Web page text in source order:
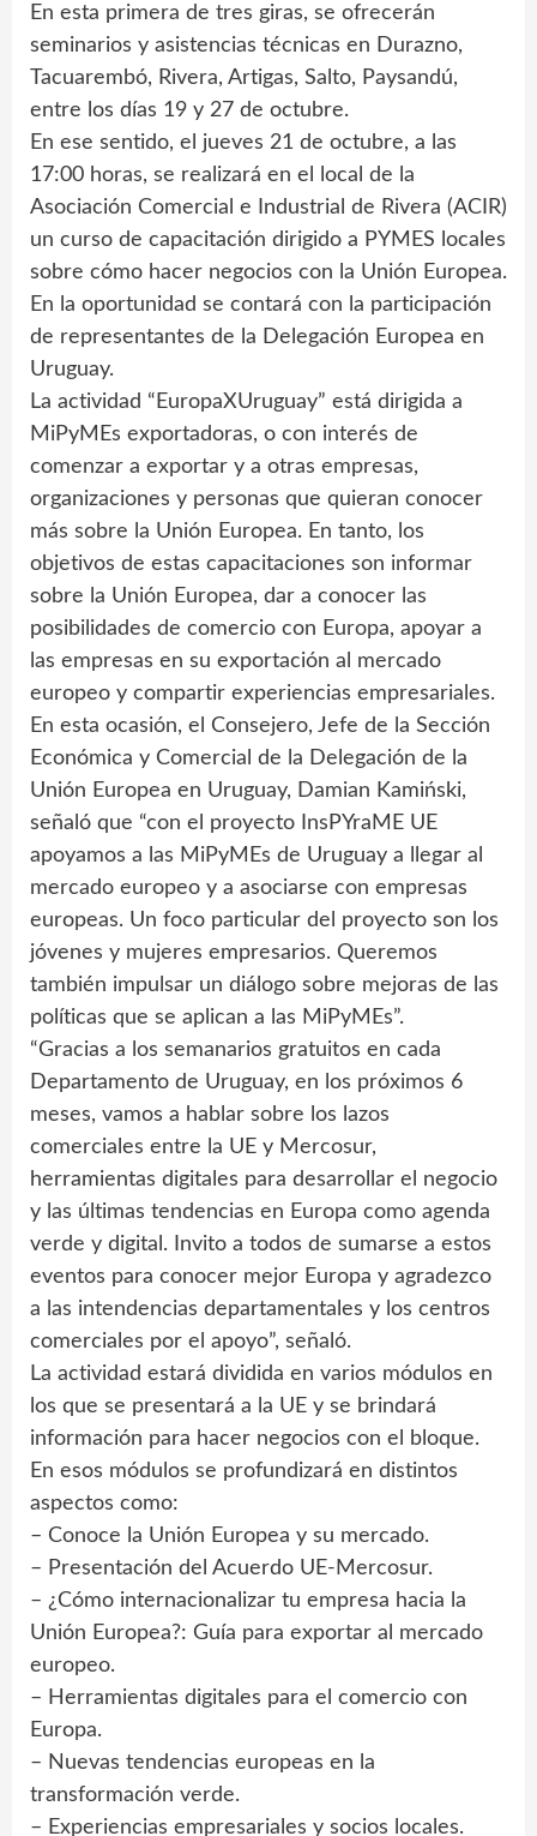
En esta primera de tres giras, se ofrecerán
seminarios y asistencias técnicas en Durazno,
Tacuarembó, Rivera, Artigas, Salto, Paysandú,
entre los días 19 y 27 de octubre.
En ese sentido, el jueves 21 de octubre, a las
17:00 horas, se realizará en el local de la
Asociación Comercial e Industrial de Rivera (ACIR)
un curso de capacitación dirigido a PYMES locales
sobre cómo hacer negocios con la Unión Europea.
En la oportunidad se contará con la participación
de representantes de la Delegación Europea en
Uruguay.
La actividad “EuropaXUruguay” está dirigida a
MiPyMEs exportadoras, o con interés de
comenzar a exportar y a otras empresas,
organizaciones y personas que quieran conocer
más sobre la Unión Europea. En tanto, los
objetivos de estas capacitaciones son informar
sobre la Unión Europea, dar a conocer las
posibilidades de comercio con Europa, apoyar a
las empresas en su exportación al mercado
europeo y compartir experiencias empresariales.
En esta ocasión, el Consejero, Jefe de la Sección
Económica y Comercial de la Delegación de la
Unión Europea en Uruguay, Damian Kamiński,
señaló que “con el proyecto InsPYraME UE
apoyamos a las MiPyMEs de Uruguay a llegar al
mercado europeo y a asociarse con empresas
europeas. Un foco particular del proyecto son los
jóvenes y mujeres empresarios. Queremos
también impulsar un diálogo sobre mejoras de las
políticas que se aplican a las MiPyMEs”.
“Gracias a los semanarios gratuitos en cada
Departamento de Uruguay, en los próximos 6
meses, vamos a hablar sobre los lazos
comerciales entre la UE y Mercosur,
herramientas digitales para desarrollar el negocio
y las últimas tendencias en Europa como agenda
verde y digital. Invito a todos de sumarse a estos
eventos para conocer mejor Europa y agradezco
a las intendencias departamentales y los centros
comerciales por el apoyo”, señaló.
La actividad estará dividida en varios módulos en
los que se presentará a la UE y se brindará
información para hacer negocios con el bloque.
En esos módulos se profundizará en distintos
aspectos como:
– Conoce la Unión Europea y su mercado.
– Presentación del Acuerdo UE-Mercosur.
– ¿Cómo internacionalizar tu empresa hacia la
Unión Europea?: Guía para exportar al mercado
europeo.
– Herramientas digitales para el comercio con
Europa.
– Nuevas tendencias europeas en la
transformación verde.
– Experiencias empresariales y socios locales.